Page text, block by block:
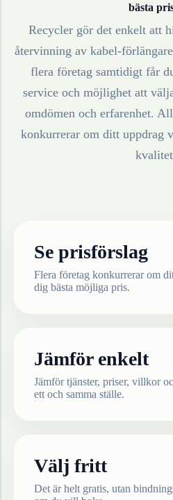
bästa
Recycler gör det enkelt att
återvinning av kabel-förlängare
flera företag samtidigt får
service och möjlighet att
omdömen och erfarenhet.
konkurrerar om ditt uppdrag
Se prisförslag
Flera företag konkurrerar om
dig bästa möjliga pris.
Jämför enkelt
Jämför tjänster, priser, villkor
ett och samma ställe.
Välj fritt
Det är helt gratis, utan